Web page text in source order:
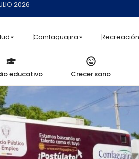
2026
Comfaguajira Recreación
educativo Crecer sano